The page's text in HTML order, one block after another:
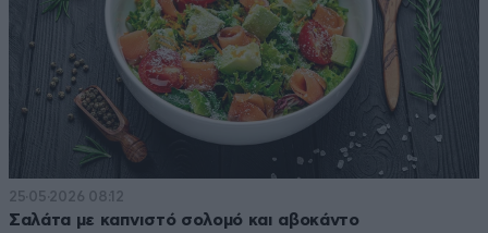
25·05·2026 08:12
Σαλάτα με καπνιστό σολομό και αβοκάντο